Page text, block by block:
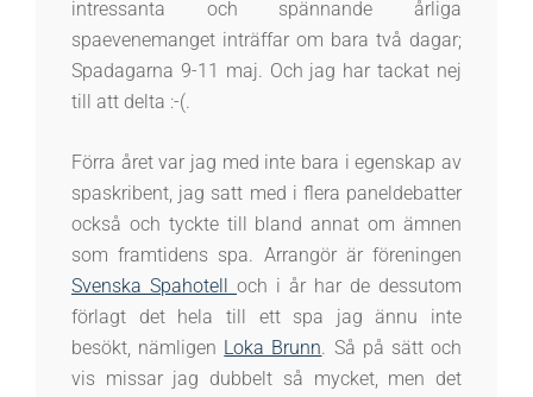
intressanta och spännande årliga
spaevenemanget inträffar om bara två dagar;
Spadagarna 9-11 maj. Och jag har tackat nej
till att delta :-(.
Förra året var jag med inte bara i egenskap av
spaskribent, jag satt med i flera paneldebatter
också och tyckte till bland annat om ämnen
som framtidens spa. Arrangör är föreningen
Svenska Spahotell och i år har de dessutom
förlagt det hela till ett spa jag ännu inte
besökt, nämligen Loka Brunn. Så på sätt och
vis missar jag dubbelt så mycket, men det